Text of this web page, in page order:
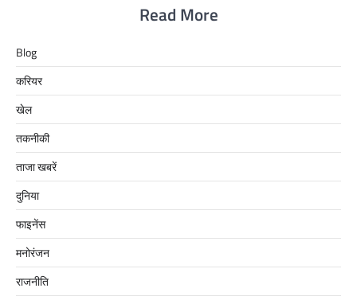
Read More
Blog
करियर
खेल
तकनीकी
ताजा खबरें
दुनिया
फाइनेंस
मनोरंजन
राजनीति